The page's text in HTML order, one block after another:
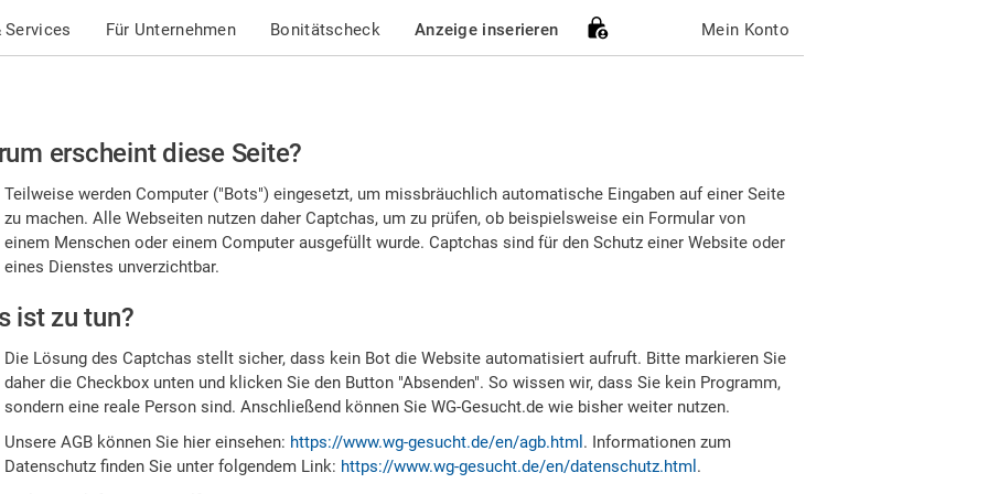
Services Für Unternehmen Bonitätscheck Anzeige inserieren Mein Konto
erscheint diese Seite?
Teilweise werden Computer ("Bots") eingesetzt, um missbräuchlich automatische Eingaben auf einer Seite
zu machen. Alle Webseiten nutzen daher Captchas, um zu prüfen, ob beispielsweise ein Formular von
einem Menschen oder einem Computer ausgefüllt wurde. Captchas sind für den Schutz einer Website oder
eines Dienstes unverzichtbar.
ist zu tun?
Die Lösung des Captchas stellt sicher, dass kein Bot die Website automatisiert aufruft. Bitte markieren Sie
daher die Checkbox unten und klicken Sie den Button "Absenden". So wissen wir, dass Sie kein Programm,
sondern eine reale Person sind. Anschließend können Sie WG-Gesucht.de wie bisher weiter nutzen.
Unsere AGB können Sie hier einsehen: https://www.wg-gesucht.de/en/agb.html . Informationen zum
Datenschutz finden Sie unter folgendem Link: https://www.wg-gesucht.de/en/datenschutz.html .